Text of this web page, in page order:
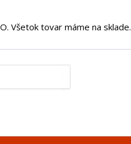
Všetok tovar máme na sklade.